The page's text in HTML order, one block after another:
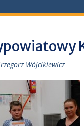
Wójcikiewicz